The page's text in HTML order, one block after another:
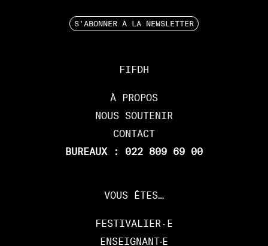
FIFDH
À PROPOS
NOUS SOUTENIR
CONTACT
BUREAUX : 022 809 69 00
S'ABONNER À LA NEWSLETTER
VOUS ÊTES…
FESTIVALIER·E
ENSEIGNANT‧E